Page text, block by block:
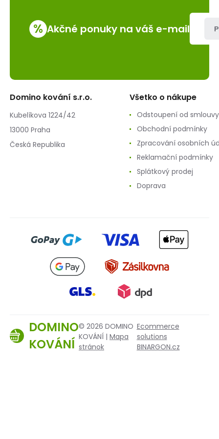
% Akčné ponuky na váš e-mail
Domino kování s.r.o.
Kubelíkova 1224/42
13000 Praha
Česká Republika
Všetko o nákupe
Odstoupení od smlouvy
Obchodní podmínky
Zpracování osobních
Reklamační podmínky
Splátkový prodej
Doprava
DOMINO
KOVÁNÍ
© 2026 DOMINO
KOVÁNÍ | Mapa
stránok
Ecommerce
solutions
BINARGON.cz